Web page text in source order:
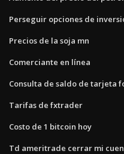
Perseguir opciones de
Precios de la soja mn
Comerciante en línea
Consulta de saldo de tarjeta
Tarifas de fxtrader
Costo de 1 bitcoin hoy
Td ameritrade cerrar mi